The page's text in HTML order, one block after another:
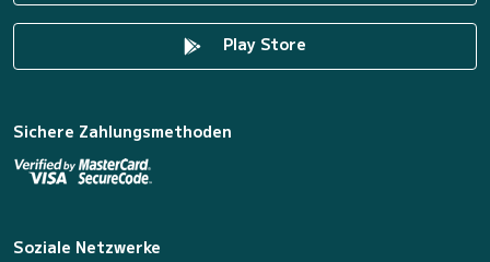
Play Store
Sichere Zahlungsmethoden
Soziale Netzwerke